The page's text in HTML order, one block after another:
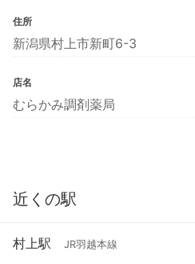
住所
新潟県村上市新町6-3
店名
むらかみ調剤薬局
近くの駅
村上駅 JR羽越本線